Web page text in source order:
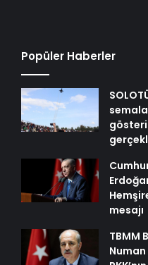
Popüler Haberler
mesajı
TBMM